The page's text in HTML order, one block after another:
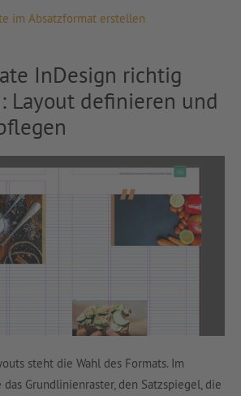
im Absatzformat erstellen
InDesign richtig
Layout definieren und
steht die Wahl des Formats. Im
Grundlinienraster, den Satzspiegel, die